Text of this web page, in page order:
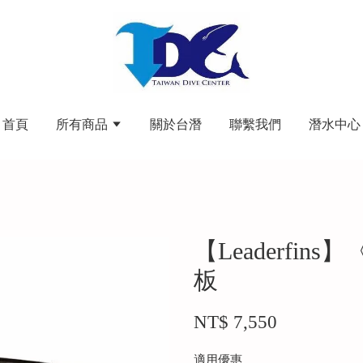
首頁 所有商品 關於台潛 聯繫我們 潛水中心
【Leaderfins
板
NT$ 7,550
適用優惠